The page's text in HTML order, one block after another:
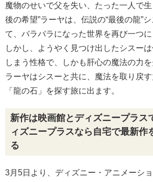
魔物のせいで父を失い、たった一人で
後の希望”ラーヤは、伝説の“最後の龍”
て、バラバラになった世界を再び一つに
しかし、ようやく見つけ出したシスー
しまう性格で、しかも肝心の魔法の力を
ラーヤはシスーと共に、魔法を取り戻
「龍の石」を探す旅に出ます。
新作は映画館とディズニープラス
ィズニープラスなら自宅で最新作
る
3月5日より、ディズニー・アニメーシ